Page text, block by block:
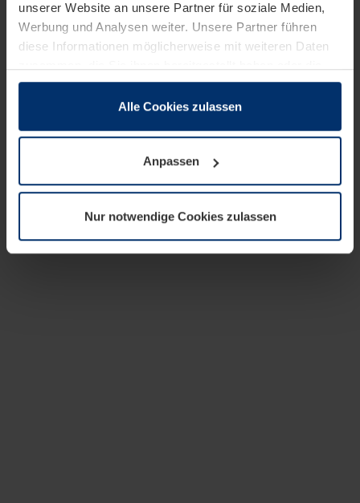
unserer Website an unsere Partner für soziale Medien,
Werbung und Analysen weiter. Unsere Partner führen
diese Informationen möglicherweise mit weiteren Daten
sie im Rahmen Ihrer Nutzung der Dienste gesammelt
wenn diese für den Betrieb dieser Seite unbedingt
notwendig sind. Für alle anderen Cookie-Typen benötigen
wir Ihre Erlaubnis. Ihre Einwilligung können Sie jederzeit
Datenschutzerklärungunserer Website ändern oder
widerrufen.
Alle Cookies zulassen
Anpassen
Nur notwendige Cookies zulassen